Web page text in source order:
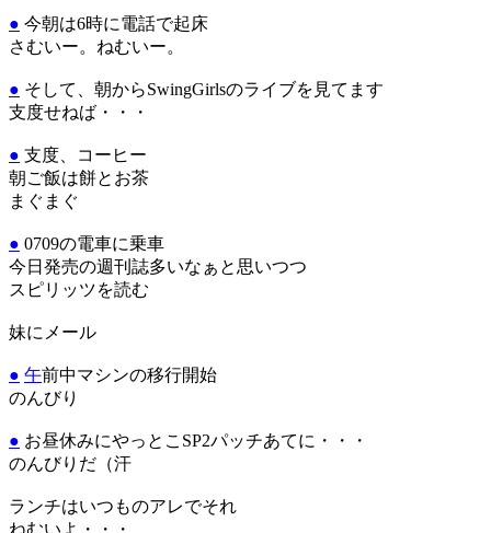
● 今朝は6時に電話で起床
さむいー。ねむいー。
● そして、朝からSwingGirlsのライブを見てます
支度せねば・・・
● 支度、コーヒー
朝ご飯は餅とお茶
まぐまぐ
● 0709の電車に乗車
今日発売の週刊誌多いなぁと思いつつ
スピリッツを読む
妹にメール
● 午前中マシンの移行開始
のんびり
● お昼休みにやっとこSP2パッチあてに・・・
のんびりだ（汗
ランチはいつものアレでそれ
ねむいよ・・・